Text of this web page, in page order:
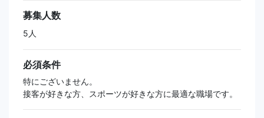
募集人数
5人
必須条件
特にございません。
接客が好きな方、スポーツが好きな方に最適な職場です。